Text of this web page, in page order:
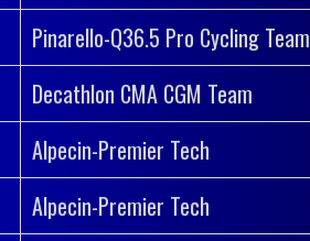
Pinarello-Q36.5 Pro Cycling Team
Decathlon CMA CGM Team
Alpecin-Premier Tech
Alpecin-Premier Tech